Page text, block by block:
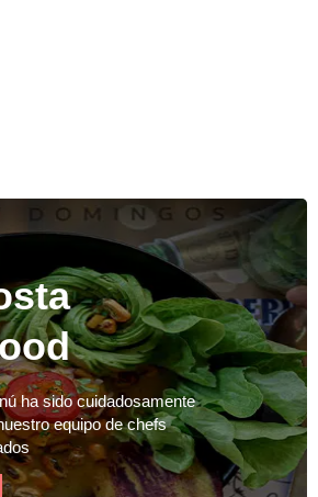
ha sido cuidadosamente
equipo de chefs